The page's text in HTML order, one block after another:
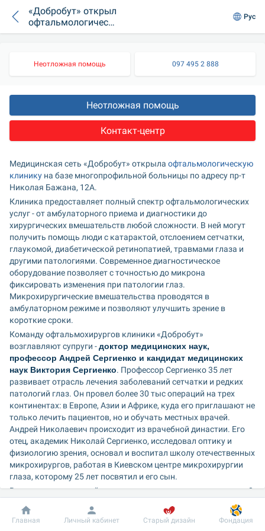
«Добробут» открыл
офтальмологическу
ю клинику в Киеве
Рус
Неотложная помощь 097 495 2 888
Неотложная помощь
Контакт-центр
Медицинская сеть «Добробут» открыла офтальмологическую
клинику на базе многопрофильной больницы по адресу пр-т
Николая Бажана, 12А.
Клиника предоставляет полный спектр офтальмологических
услуг - от амбулаторного приема и диагностики до
хирургических вмешательств любой сложности. В ней могут
получить помощь люди с катарактой, отслоением сетчатки,
глаукомой, диабетической ретинопатией, травмами глаза и
другими патологиями. Современное диагностическое
оборудование позволяет с точностью до микрона
фиксировать изменения при патологии глаз.
Микрохирургические вмешательства проводятся в
амбулаторном режиме и позволяют улучшить зрение в
короткие сроки.
Команду офтальмохирургов клиники «Добробут»
возглавляют супруги - доктор медицинских наук,
профессор Андрей Сергиенко и кандидат медицинских
наук Виктория Сергиенко. Профессор Сергиенко 35 лет
развивает отрасль лечения заболеваний сетчатки и редких
патологий глаз. Он провел более 30 тыс операций на трех
континентах: в Европе, Азии и Африке, куда его приглашают не
только лечить пациентов, но и обучать местных врачей.
Андрей Николаевич происходит из врачебной династии. Его
отец, академик Николай Сергиенко, исследовал оптику и
физиологию зрения, основал и воспитал школу отечественных
микрохирургов, работая в Киевском центре микрохирургии
глаза, которому 25 лет посвятил и его сын.
Всего в команде новой клиники консультируют и оперируют 8
врачей. Они будут привлекать к сотрудничеству коллег из
других медицинских направлений «Добробута» -
нейрохирургов, эндокринологов, кардиологов,
Добробут Информация Пациенту
Главная Личный кабинет Старый дизайн Фондация